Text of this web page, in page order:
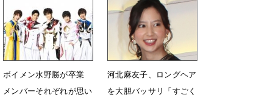
ーデで10周年祝福
5月5日 13時04分
ボイメン水野勝が卒業
メンバーそれぞれが思い
河北麻友子、ロングヘア
を大胆バッサリ「すごく